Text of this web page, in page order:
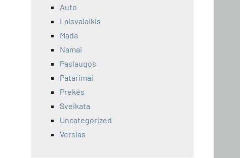
Auto
Laisvalaikis
Mada
Namai
Paslaugos
Patarimai
Prekės
Sveikata
Uncategorized
Verslas